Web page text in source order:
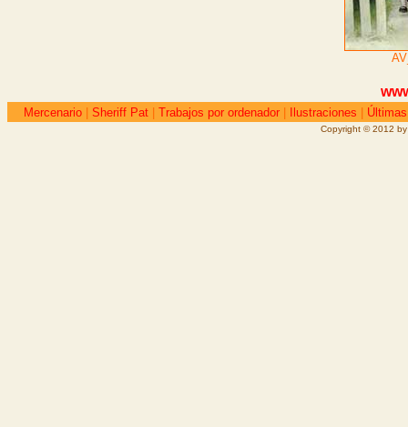
Mercenario| Sheriff Pat| Trabajos por ordenador| Ilustraciones
Copyright © 2012